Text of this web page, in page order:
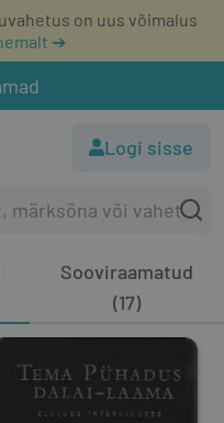
on uus võimalus
➔
Logi sisse
Sooviraamatud
(17)